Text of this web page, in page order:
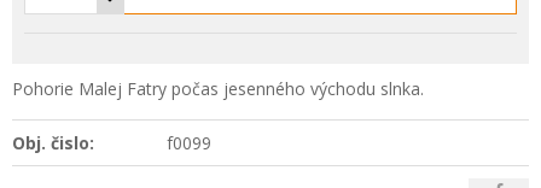
Pohorie Malej Fatry počas jesenného východu slnka.
Obj. čislo: f0099